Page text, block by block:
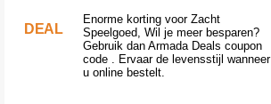
DEAL
Enorme korting voor Zacht
Speelgoed, Wil je meer besparen?
Gebruik dan Armada Deals coupon
code . Ervaar de levensstijl wanneer
u online bestelt.